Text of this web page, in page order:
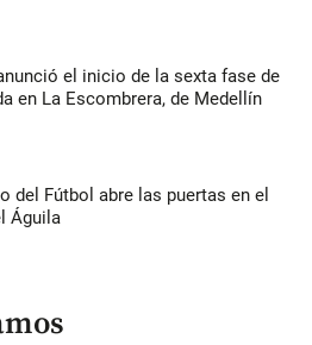
el inicio de la sexta fase de
en La Escombrera, de Medellín
del Fútbol abre las puertas en el
Águila